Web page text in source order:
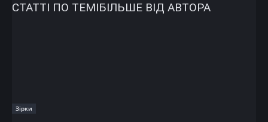
СТАТТІ ПО ТЕМІБІЛЬШЕ ВІД АВТОРА
Зірки